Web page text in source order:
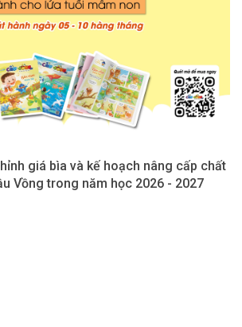
giá bìa và kế hoạch nâng cấp chất
Vồng trong năm học 2026 - 2027